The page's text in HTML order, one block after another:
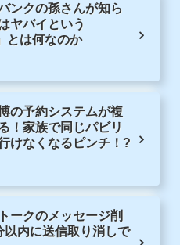
ンクの孫さんが知ら
ヤバイという
とは何なのか
の予約システムが複
！家族で同じパビリ
けなくなるピンチ！?
ークのメッセージ削
以内に送信取り消しで